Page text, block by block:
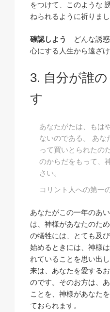
をつけて、このような
ねられるように祈りまし
確認しよう
どんな誘惑
心にする人生から遠ざ
自分が誰
す
あなたがたは、もは
ないのである。 あな
って買いとられたの
のからだをもって、
さい。
コリント人への第一
あなたがこの一年のあ
は、神様があなたのた
の犠牲には、とても及
始めるときには、神様
れていることを思い出
来は、あなたを愛する
のです。そのお方は、
ことを、神様があなた
ておられます。